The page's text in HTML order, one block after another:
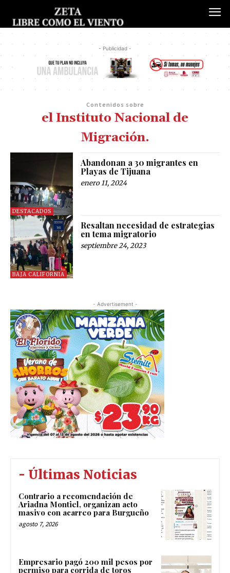
- Publicidad -
Contenidos sobre
el Instituto Nacional de
Migración.
DESTACADOS
Abandonan a 30 migrantes en
Playas de Tijuana
enero 11, 2024
BAJA CALIFORNIA
Resaltan necesidad de estrategias
en tema migratorio
septiembre 24, 2023
- Advertisement -
- Últimas Noticias
Contrario a recomendación de
Ariadna Montiel, organizan acto
masivo con acarreo para Burgueño
agosto 7, 2026
Empresario pagó 200 mil pesos por
permiso para corrida de toros